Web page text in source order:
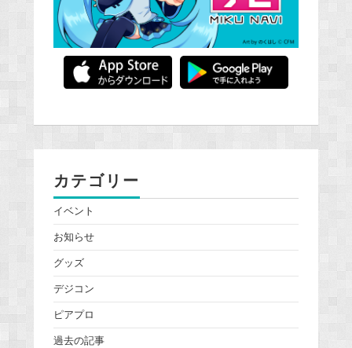
カテゴリー
イベント
お知らせ
グッズ
デジコン
ピアプロ
過去の記事